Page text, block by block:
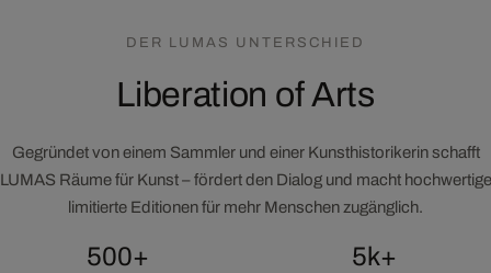
DER LUMAS UNTERSCHIED
Liberation of Arts
Gegründet von einem Sammler und einer Kunsthistorikerin schafft
LUMAS Räume für Kunst – fördert den Dialog und macht hochwertige
limitierte Editionen für mehr Menschen zugänglich.
500+ 5k+